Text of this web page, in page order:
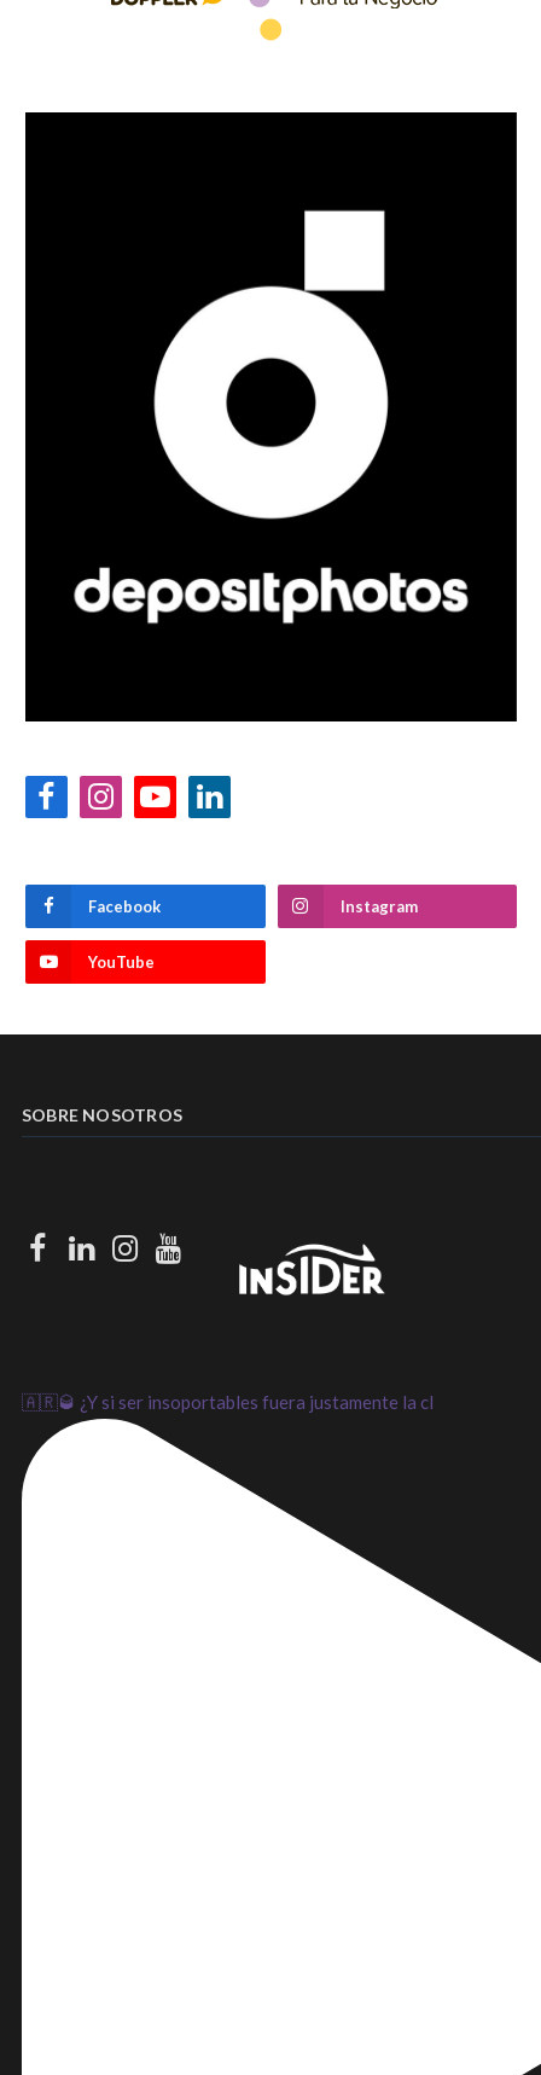
FacebookInstagramYouTubeLinkedIn
Facebook Instagram
YouTube
SOBRE NOSOTROS
Facebook
LinkedIn
Instagram
Youtube
🇦🇷🥃 ¿Y si ser insoportables fuera justamente la cl